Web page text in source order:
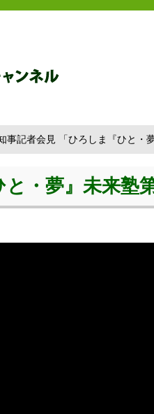
事記者会見 「ひろしま『ひと・
・夢』未来塾